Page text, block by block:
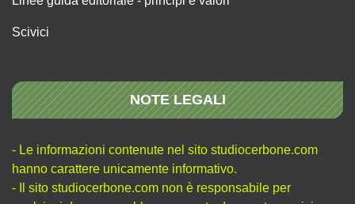
Scivici
NOTE LEGALI
- Le informazioni contenute nel sito studiocerbone.com
hanno carattere unicamente informativo.
- Il sito studiocerbone.com non è responsabile per